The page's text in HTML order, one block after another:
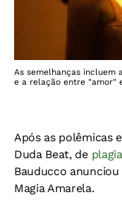
As semelhanças incluem
e a relação entre "amor"
Após as polêmicas
Duda Beat, de
Bauducco
Magia Amarela.